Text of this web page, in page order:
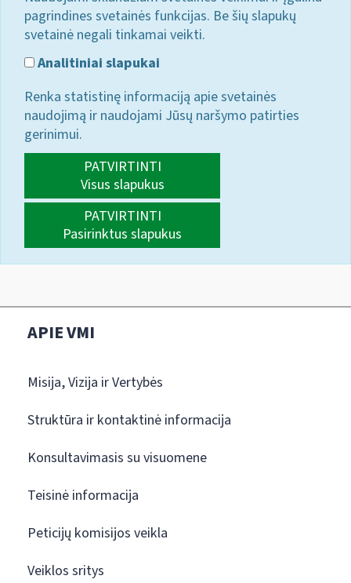
pagrindines svetainės funkcijas. Be šių slapukų
svetainė negali tinkamai veikti.
Analitiniai slapukai
Renka statistinę informaciją apie svetainės
naudojimą ir naudojami Jūsų naršymo patirties
gerinimui.
PATVIRTINTI
Visus slapukus
PATVIRTINTI
Pasirinktus slapukus
APIE VMI
Misija, Vizija ir Vertybės
Struktūra ir kontaktinė informacija
Konsultavimasis su visuomene
Teisinė informacija
Peticijų komisijos veikla
Veiklos sritys